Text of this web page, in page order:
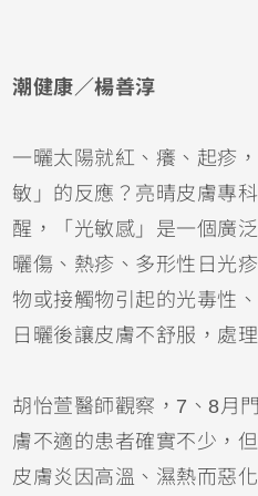
潮健康／楊善淳
一曬太陽就紅、癢、起疹
敏」的反應？亮晴皮膚專
醒，「光敏感」是一個廣
曬傷 、熱疹、多形性日光
物或接觸物引起的光毒性
日曬後讓皮膚不舒服，處
胡怡萱醫師觀察，7、8月
膚不適的患者確實不少，
皮膚炎 因高溫、濕熱而惡